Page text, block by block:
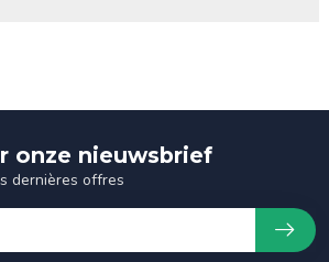
onze nieuwsbrief
dernières offres